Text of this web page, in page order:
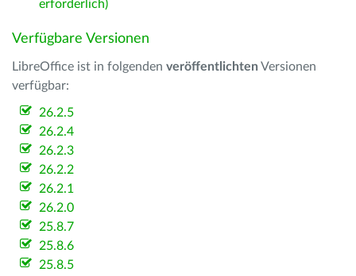
erforderlich)
Verfügbare Versionen
LibreOffice ist in folgenden veröffentlichten Versionen
verfügbar:
26.2.5
26.2.4
26.2.3
26.2.2
26.2.1
26.2.0
25.8.7
25.8.6
25.8.5